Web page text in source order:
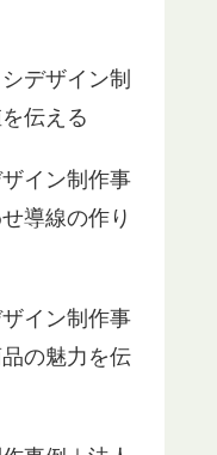
デザイン制
伝える
イン制作事
導線の作り
イン制作事
の魅力を伝